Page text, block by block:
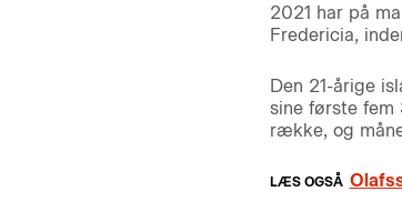
2021 har på
Fredericia,
Den 21-årige
sine første fem
række, og